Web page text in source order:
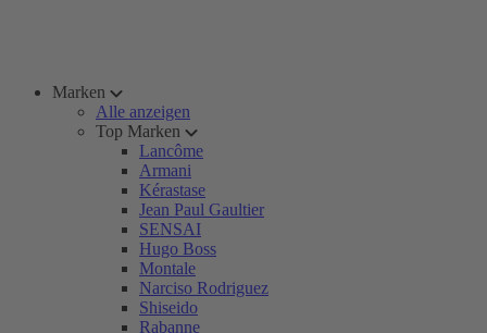
Marken
Alle anzeigen
Top Marken
Lancôme
Armani
Kérastase
Jean Paul Gaultier
SENSAI
Hugo Boss
Montale
Narciso Rodriguez
Shiseido
Rabanne